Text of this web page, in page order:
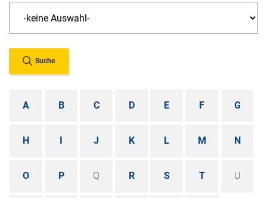
Suche
A B C D E F G
H I J K L M N
O P Q R S T U